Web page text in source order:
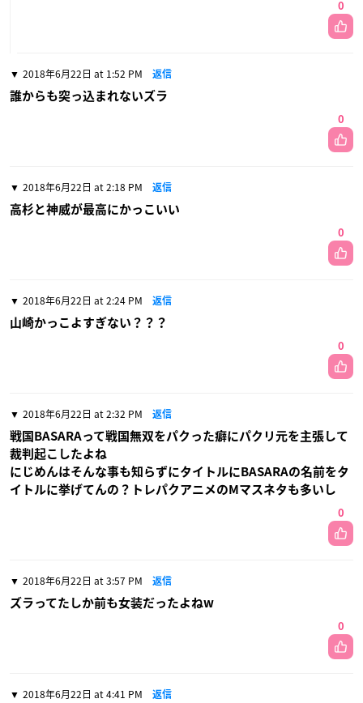
0
2018年6月22日 at 1:52 PM 返信
誰からも突っ込まれないズラ
0
2018年6月22日 at 2:18 PM 返信
高杉と神威が最高にかっこいい
0
2018年6月22日 at 2:24 PM 返信
山崎かっこよすぎない？？？
0
2018年6月22日 at 2:32 PM 返信
戦国BASARAって戦国無双をパクった癖にパクリ元を主張して
裁判起こしたよね
にじめんはそんな事も知らずにタイトルにBASARAの名前をタ
イトルに挙げてんの？トレパクアニメのMマスネタも多いし
0
2018年6月22日 at 3:57 PM 返信
ズラってたしか前も女装だったよねw
0
2018年6月22日 at 4:41 PM 返信